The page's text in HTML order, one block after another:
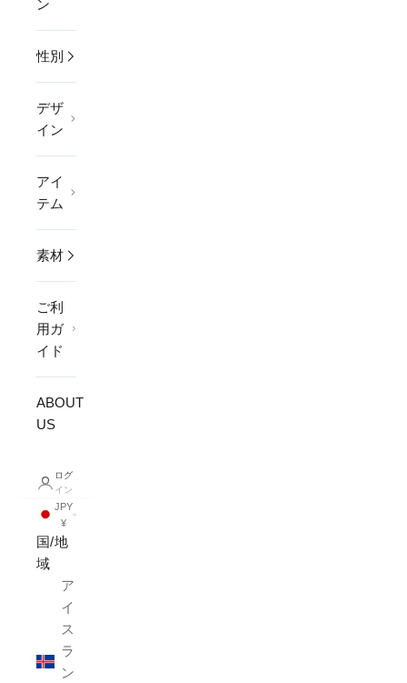
ン
性別
デザ
イン
アイ
テム
素材
ご利
用ガ
イド
ABOUT
US
ログ
イン
JPY
¥
国/地
域
ア
イ
ス
ラ
ン